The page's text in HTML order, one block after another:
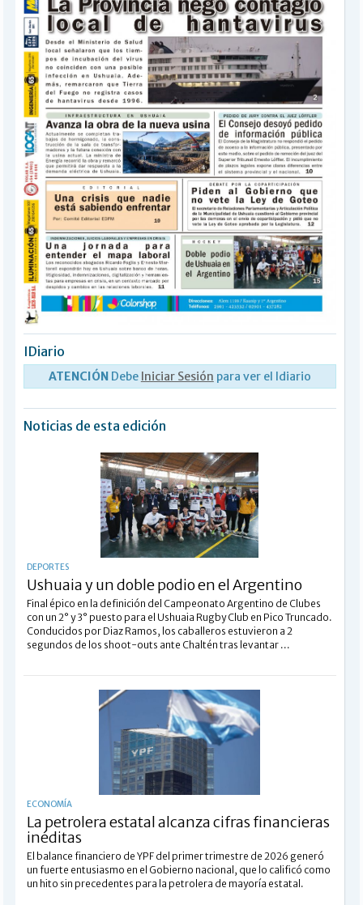
MÁS
BÚSQUEDA
Buscar
IDiario
ATENCIÓN Debe Iniciar Sesión para ver el Idiario
Noticias de esta edición
DEPORTES
Ushuaia y un doble podio en el Argentino
Final épico en la definición del Campeonato Argentino de Clubes
con un 2° y 3° puesto para el Ushuaia Rugby Club en Pico Truncado.
Conducidos por Diaz Ramos, los caballeros estuvieron a 2
segundos de los shoot-outs ante Chaltén tras levantar ...
ECONOMÍA
La petrolera estatal alcanza cifras financieras
inéditas
El balance financiero de YPF del primer trimestre de 2026 generó
un fuerte entusiasmo en el Gobierno nacional, que lo calificó como
un hito sin precedentes para la petrolera de mayoría estatal.